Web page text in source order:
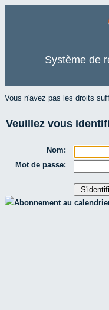
Système de
Vous n'avez pas les droits
Veuillez vous
Nom:
Mot de passe:
Abonnement au